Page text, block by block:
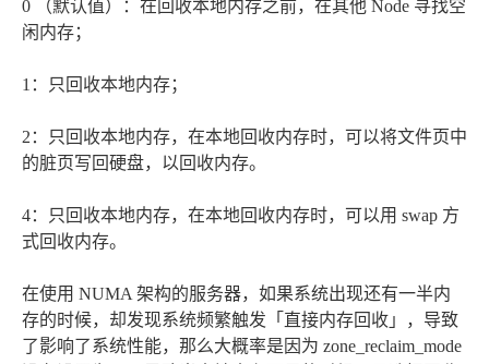
0 （默认值）：在回收本地内存之前，在其他 Node 寻找空
闲内存；
1：只回收本地内存；
2：只回收本地内存，在本地回收内存时，可以将文件页中
的脏页写回硬盘，以回收内存。
4：只回收本地内存，在本地回收内存时，可以用 swap 方
式回收内存。
在使用 NUMA 架构的服务器，如果系统出现还有一半内
存的时候，却发现系统频繁触发「直接内存回收」，导致
了影响了系统性能，那么大概率是因为 zone_reclaim_mode